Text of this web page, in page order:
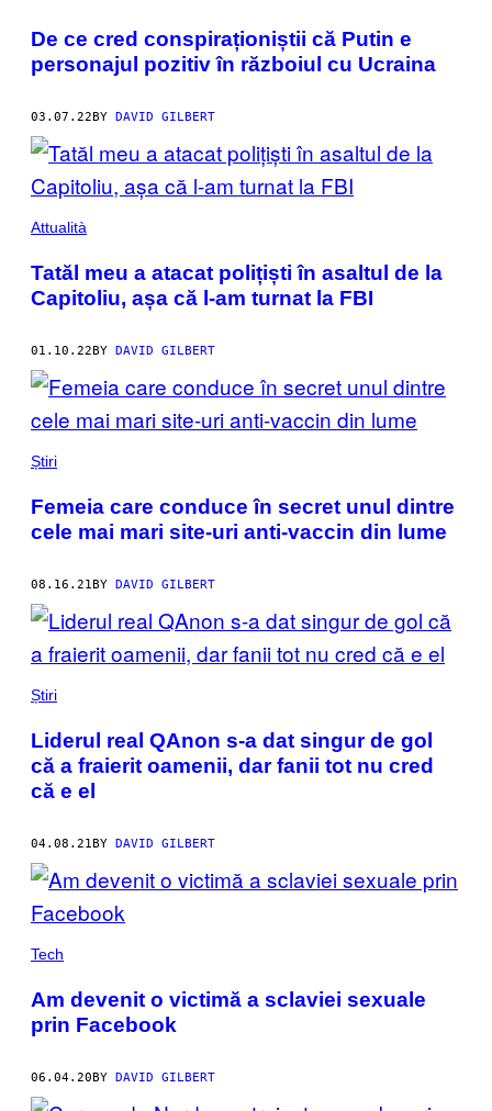
De ce cred conspiraționiștii că Putin e
personajul pozitiv în războiul cu Ucraina
03.07.22BY DAVID GILBERT
Attualità
Tatăl meu a atacat polițiști în asaltul de la
Capitoliu, așa că l-am turnat la FBI
01.10.22BY DAVID GILBERT
Știri
Femeia care conduce în secret unul dintre
cele mai mari site-uri anti-vaccin din lume
08.16.21BY DAVID GILBERT
Știri
Liderul real QAnon s-a dat singur de gol
că a fraierit oamenii, dar fanii tot nu cred
că e el
04.08.21BY DAVID GILBERT
Tech
Am devenit o victimă a sclaviei sexuale
prin Facebook
06.04.20BY DAVID GILBERT